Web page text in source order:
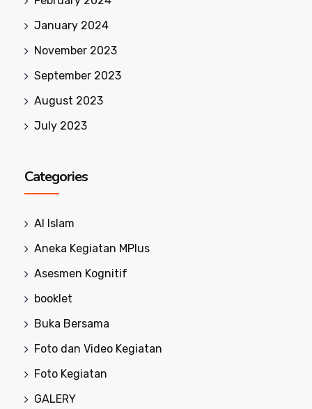
January 2024
November 2023
September 2023
August 2023
July 2023
Categories
Al Islam
Aneka Kegiatan MPlus
Asesmen Kognitif
booklet
Buka Bersama
Foto dan Video Kegiatan
Foto Kegiatan
GALERY